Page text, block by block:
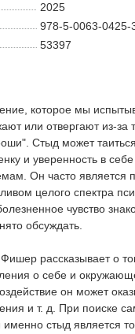
2025
978-5-0063-0425-
53397
которое мы
или отвергают из-за
Стыд может
и уверенность в
Он часто является
целого спектра
чувство
обсуждать.
рассказывает о
о себе и
он может
и т. д. При поиске
именно стыд является